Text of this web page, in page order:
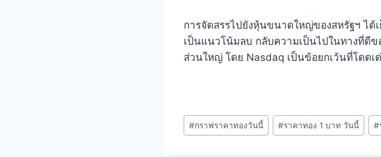
การจัดสรรไปยังหุ้นขนาดใหญ่ของสหรัฐฯ ไ
เป็นแนวโน้มลบ กลับความเป็นไปในทางที่ดี
ส่วนใหญ่ โดย Nasdaq เป็นข้อยกเว้นที่โดดเ
#กราฟราคาทองวันนี้ #ราคาทอง 1 บาท วันนี้ #